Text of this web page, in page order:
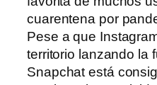
cuarentena por
Pese a que
territorio lanzando la
Snapchat está